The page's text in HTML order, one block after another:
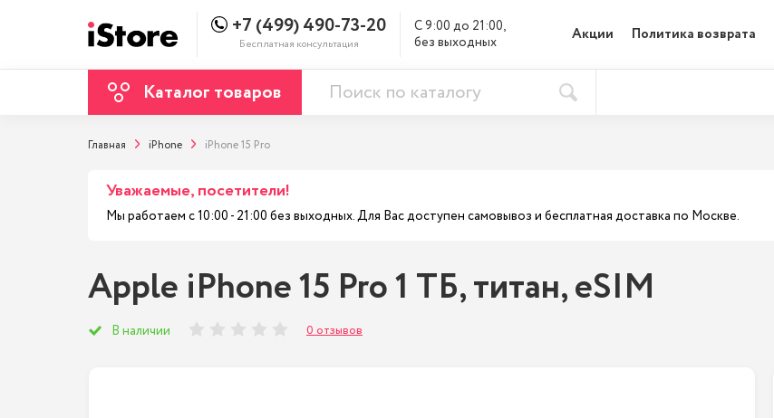
+7 (499) 490-73-20
Бесплатная консультация
С 9:00 до 21:00,
без выходных
Акции Политика возврата
Каталог товаров
Главная iPhone iPhone 15 Pro
Уважаемые, посетители!
Мы работаем с 10:00 - 21:00 без выходных. Для Вас доступен самовывоз и бесплатная доставка по Москве.
Apple iPhone 15 Pro 1 ТБ, титан, eSIM
В наличии 0 отзывов